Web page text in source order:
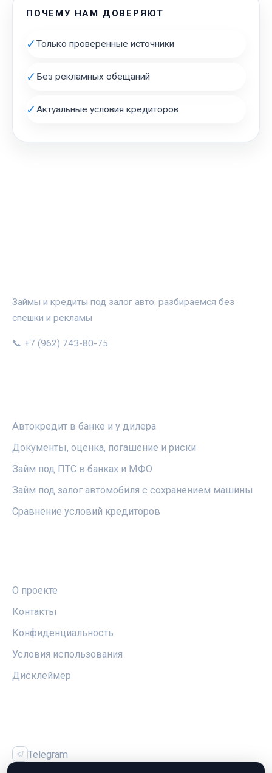
ПОЧЕМУ НАМ ДОВЕРЯЮТ
✓Только проверенные источники
✓ Без рекламных обещаний
✓Актуальные условия кредиторов
Займы и кредиты под залог авто: разбираемся без
спешки и рекламы
📞 +7 (962) 743-80-75
Автокредит в банке и у дилера
Документы, оценка, погашение и риски
Займ под ПТС в банках и МФО
Займ под залог автомобиля с сохранением машины
Сравнение условий кредиторов
О проекте
Контакты
Конфиденциальность
Условия использования
Дисклеймер
Telegram